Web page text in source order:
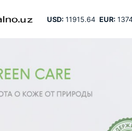
USD:11915.64 EUR: